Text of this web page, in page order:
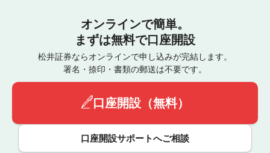
オンラインで簡単。
まずは無料で口座開設
松井証券ならオンラインで申し込みが完結します。
署名・捺印・書類の郵送は不要です。
口座開設（無料）
口座開設サポートへご相談